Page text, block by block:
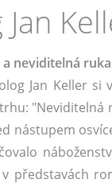
Jan
a neviditelná
Jan Keller si
"Neviditelná
nástupem
představách